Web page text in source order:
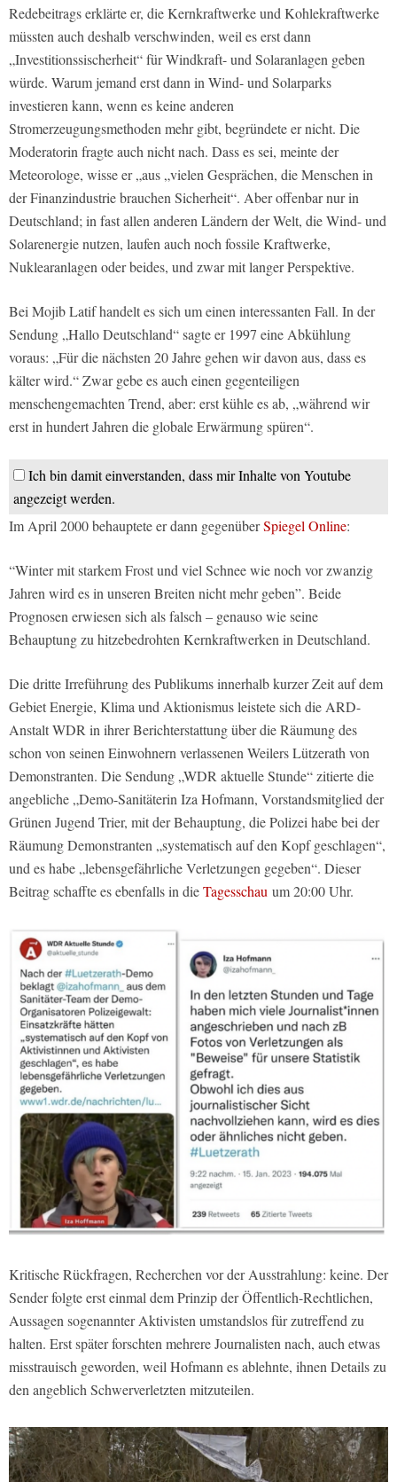
Redebeitrags erklärte er, die Kernkraftwerke und Kohlekraftwerke
müssten auch deshalb verschwinden, weil es erst dann
„Investitionssischerheit“ für Windkraft- und Solaranlagen geben
würde. Warum jemand erst dann in Wind- und Solarparks
investieren kann, wenn es keine anderen
Stromerzeugungsmethoden mehr gibt, begründete er nicht. Die
Moderatorin fragte auch nicht nach. Dass es sei, meinte der
Meteorologe, wisse er „aus „vielen Gesprächen, die Menschen in
der Finanzindustrie brauchen Sicherheit“. Aber offenbar nur in
Deutschland; in fast allen anderen Ländern der Welt, die Wind- und
Solarenergie nutzen, laufen auch noch fossile Kraftwerke,
Nuklearanlagen oder beides, und zwar mit langer Perspektive.
Bei Mojib Latif handelt es sich um einen interessanten Fall. In der
Sendung „Hallo Deutschland“ sagte er 1997 eine Abkühlung
voraus: „Für die nächsten 20 Jahre gehen wir davon aus, dass es
kälter wird.“ Zwar gebe es auch einen gegenteiligen
menschengemachten Trend, aber: erst kühle es ab, „während wir
erst in hundert Jahren die globale Erwärmung spüren“.
Ich bin damit einverstanden, dass mir Inhalte von Youtube
angezeigt werden.
Im April 2000 behauptete er dann gegenüberSpiegel Online:
“Winter mit starkem Frost und viel Schnee wie noch vor zwanzig
Jahren wird es in unseren Breiten nicht mehr geben”. Beide
Prognosen erwiesen sich als falsch – genauso wie seine
Behauptung zu hitzebedrohten Kernkraftwerken in Deutschland.
Die dritte Irreführung des Publikums innerhalb kurzer Zeit auf dem
Gebiet Energie, Klima und Aktionismus leistete sich die ARD-
Anstalt WDR in ihrer Berichterstattung über die Räumung des
schon von seinen Einwohnern verlassenen Weilers Lützerath von
Demonstranten. Die Sendung „WDR aktuelle Stunde“ zitierte die
angebliche „Demo-Sanitäterin Iza Hofmann, Vorstandsmitglied der
Grünen Jugend Trier, mit der Behauptung, die Polizei habe bei der
Räumung Demonstranten „systematisch auf den Kopf geschlagen“,
und es habe „lebensgefährliche Verletzungen gegeben“. Dieser
Beitrag schaffte es ebenfalls in dieTagesschau um 20:00 Uhr.
Kritische Rückfragen, Recherchen vor der Ausstrahlung: keine. Der
Sender folgte erst einmal dem Prinzip der Öffentlich-Rechtlichen,
Aussagen sogenannter Aktivisten umstandslos für zutreffend zu
halten. Erst später forschten mehrere Journalisten nach, auch etwas
misstrauisch geworden, weil Hofmann es ablehnte, ihnen Details zu
den angeblich Schwerverletzten mitzuteilen.